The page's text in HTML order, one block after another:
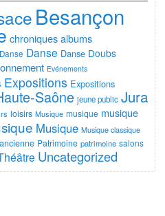
Besançon
chroniques albums
Danse Danse Danse Doubs
Evénements
Expositions Expositions
Saône jeune public Jura
loisirs Musique musique musique
Musique Musique classique
Patrimoine patrimoine salons
Uncategorized